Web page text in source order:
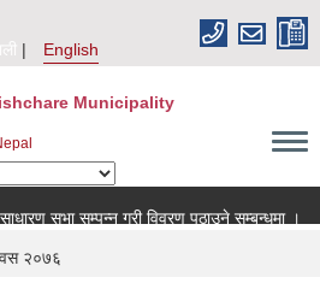
English
Municipality
सभा सम्पन्न गरी विवरण पठाउने सम्बन्धमा ।
२०७६